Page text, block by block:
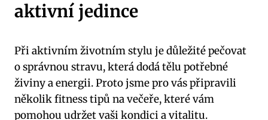
aktivní jedince
Při aktivním životním stylu je důležité pečovat
o správnou stravu, která dodá tělu potřebné
živiny a energii. Proto jsme pro vás připravili
několik fitness tipů na večeře, které vám
pomohou udržet vaši kondici a vitalitu.